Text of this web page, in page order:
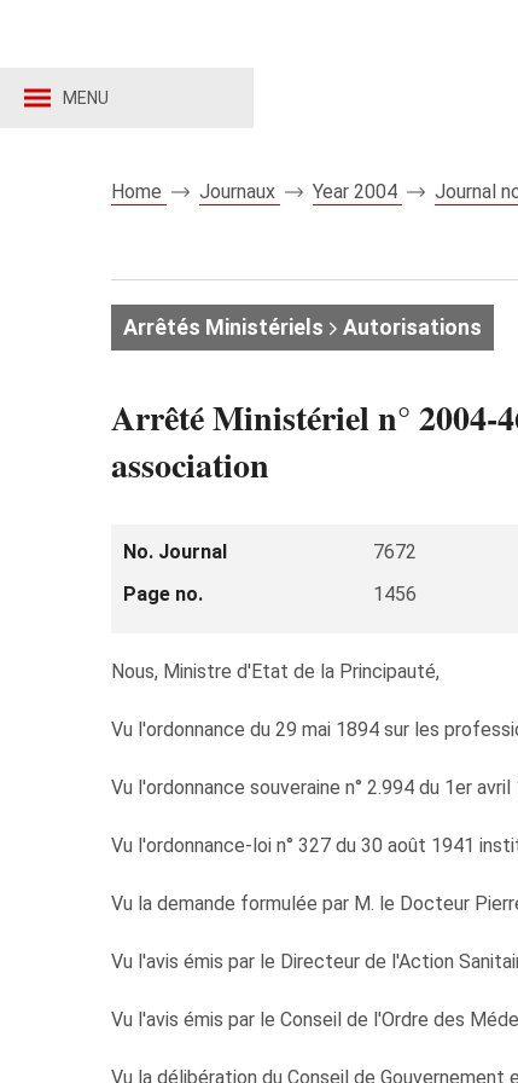
MENU
Home Journaux Year 2004 Journal
Arrêtés Ministériels Autorisations
Arrêté Ministériel n° 2004-
association
No. Journal 7672
Page no.
1456
Nous, Ministre d'Etat de la Principauté,
Vu l'ordonnance du 29 mai 1894 sur les
Vu l'ordonnance souveraine n° 2.994 du 1er
Vu l'ordonnance-loi n° 327 du 30 août 1941
Vu la demande formulée par M. le Docteur
Vu l'avis émis par le Directeur de l'Action
Vu l'avis émis par le Conseil de l'Ordre des
Vu la délibération du Conseil de